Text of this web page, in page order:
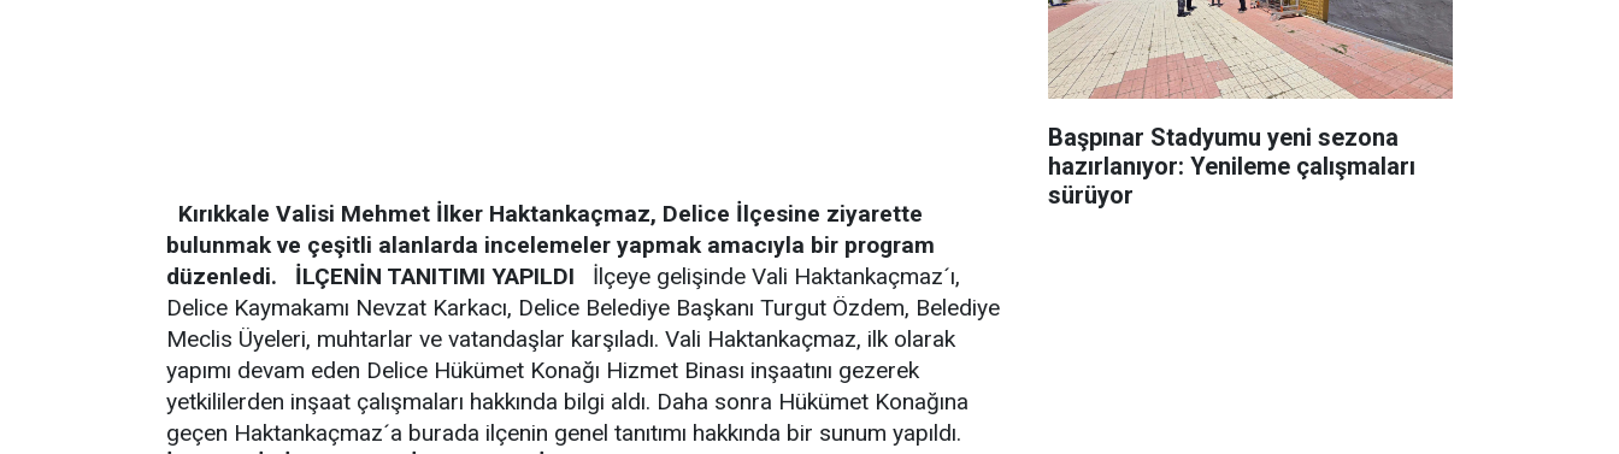
Kırıkkale Valisi Mehmet İlker Haktankaçmaz, Delice İlçesine ziyarette
bulunmak ve çeşitli alanlarda incelemeler yapmak amacıyla bir program
düzenledi.
İLÇENİN TANITIMI YAPILDI İlçeye gelişinde Vali Haktankaçmaz´ı,
Delice Kaymakamı Nevzat Karkacı, Delice Belediye Başkanı Turgut Özdem, Belediye
Meclis Üyeleri, muhtarlar ve vatandaşlar karşıladı. Vali Haktankaçmaz, ilk olarak
yapımı devam eden Delice Hükümet Konağı Hizmet Binası inşaatını gezerek
yetkililerden inşaat çalışmaları hakkında bilgi aldı. Daha sonra Hükümet Konağına
geçen Haktankaçmaz´a burada ilçenin genel tanıtımı hakkında bir sunum yapıldı.
Başpınar Stadyumu yeni sezona
hazırlanıyor: Yenileme çalışmaları
sürüyor